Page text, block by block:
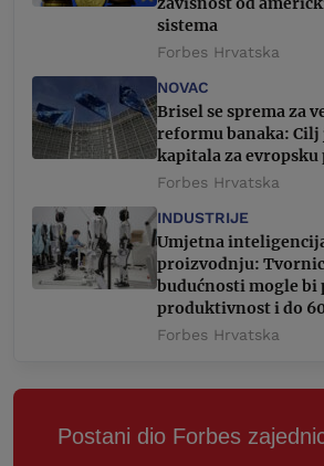
sistema
Forbes Hrvatska
NOVAC
Brisel se sprema za
reformu banaka: Cilj
kapitala za
Forbes Hrvatska
INDUSTRIJE
Umjetna
proizvodnju:
budućnosti mogle bi
produktivnost i do
Forbes Hrvatska
Postani dio Forbes